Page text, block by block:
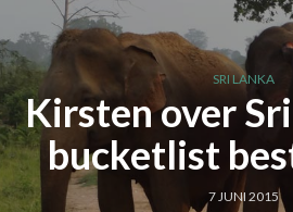
SRI LANKA
Kirsten over
bucketlist
7 JUNI 2015